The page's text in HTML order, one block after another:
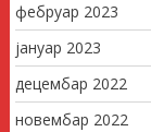
фебруар 2023
јануар 2023
децембар 2022
новембар 2022